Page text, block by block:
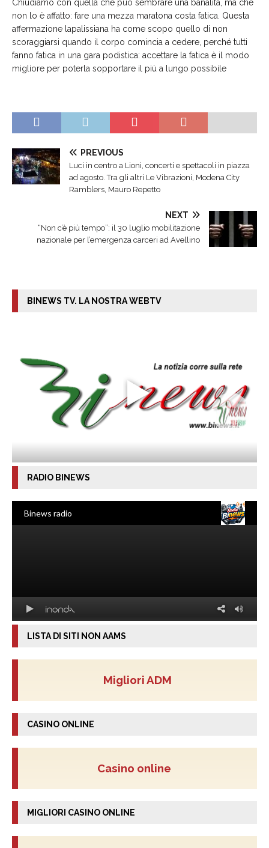
Chiudiamo con quella che può sembrare una banalità, ma che
non lo è affatto: fare una mezza maratona costa fatica. Questa
affermazione lapalissiana ha come scopo quello di non
scoraggiarsi quando il corpo comincia a cedere, perché tutti
fanno fatica in una gara podistica: accettare la fatica è il modo
migliore per poterla sopportare il più a lungo possibile
PREVIOUS
Luci in centro a Lioni, concerti e spettacoli in piazza
ad agosto. Tra gli altri Le Vibrazioni, Modena City
Ramblers, Mauro Repetto
NEXT
“Non c’è più tempo”: il 30 luglio mobilitazione
nazionale per l’emergenza carceri ad Avellino
BINEWS TV. LA NOSTRA WEBTV
RADIO BINEWS
LISTA DI SITI NON AAMS
Migliori ADM
CASINO ONLINE
Casino online
MIGLIORI CASINO ONLINE